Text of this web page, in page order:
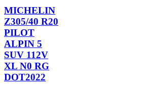
MICHELIN
Z305/40 R20
PILOT
ALPIN 5
SUV 112V
XL N0 RG
DOT2022